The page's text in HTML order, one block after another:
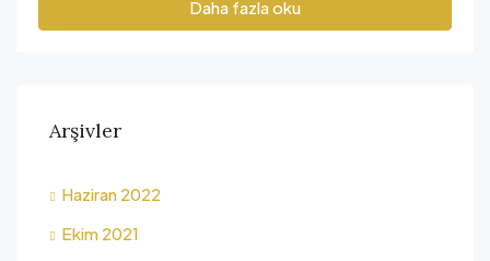
Daha fazla oku
Arşivler
Haziran 2022
Ekim 2021